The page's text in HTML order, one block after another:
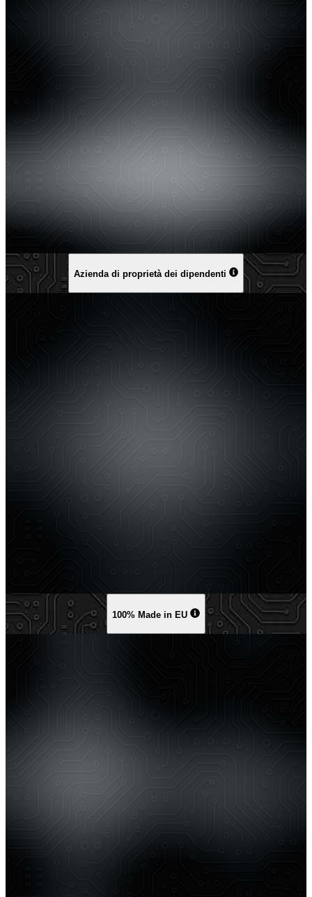
Azienda di proprietà dei dipendenti
100% Made in EU